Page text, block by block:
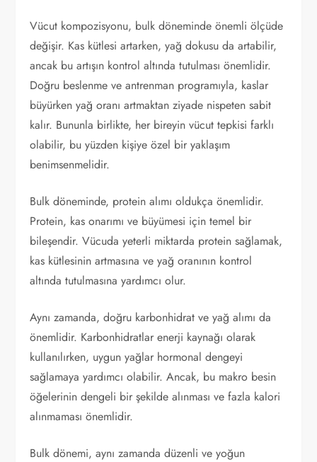
Vücut kompozisyonu, bulk döneminde önemli ölçüde
değişir. Kas kütlesi artarken, yağ dokusu da artabilir,
ancak bu artışın kontrol altında tutulması önemlidir.
Doğru beslenme ve antrenman programıyla, kaslar
büyürken yağ oranı artmaktan ziyade nispeten sabit
kalır. Bununla birlikte, her bireyin vücut tepkisi farklı
olabilir, bu yüzden kişiye özel bir yaklaşım
benimsenmelidir.
Bulk döneminde, protein alımı oldukça önemlidir.
Protein, kas onarımı ve büyümesi için temel bir
bileşendir. Vücuda yeterli miktarda protein sağlamak,
kas kütlesinin artmasına ve yağ oranının kontrol
altında tutulmasına yardımcı olur.
Aynı zamanda, doğru karbonhidrat ve yağ alımı da
önemlidir. Karbonhidratlar enerji kaynağı olarak
kullanılırken, uygun yağlar hormonal dengeyi
sağlamaya yardımcı olabilir. Ancak, bu makro besin
öğelerinin dengeli bir şekilde alınması ve fazla kalori
alınmaması önemlidir.
Bulk dönemi, aynı zamanda düzenli ve yoğun